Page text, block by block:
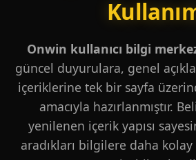
Onwin kullanıcı bilgi
güncel duyurulara, genel
içeriklerine tek bir sayfa
amacıyla hazırlanmıştır.
yenilenen içerik yapısı
aradıkları bilgilere daha